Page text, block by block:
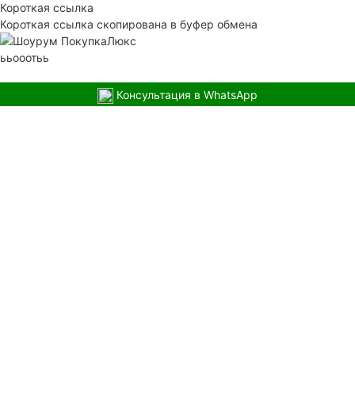
Короткая ссылка
Короткая ссылка скопирована в буфер обмена
ььооотьь
Консультация в WhatsApp